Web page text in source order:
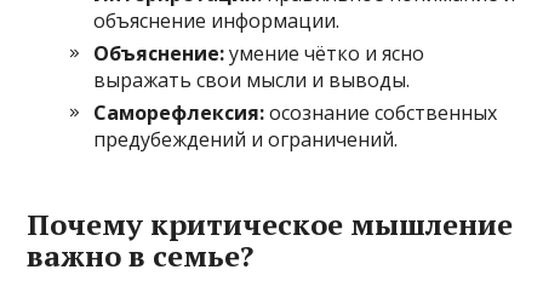
объяснение информации.
Объяснение:умение чётко и ясно
выражать свои мысли и выводы.
Саморефлексия:осознание собственных
предубеждений и ограничений.
Почему критическое мышление
важно в семье?